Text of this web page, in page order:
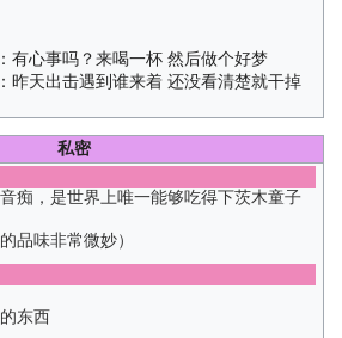
有心事吗？来喝一杯 然后做个好梦
昨天出击遇到谁来着 还没看清楚就干掉
私密
痴，是世界上唯一能够吃得下茨木童子
品味非常微妙）
东西